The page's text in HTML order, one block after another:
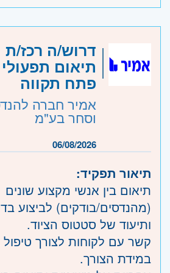
התאמות ועדכונים.
עבודה שוטפת מול צוותי
משימות.
יכולת למידה גבוהה ועבודת
היקף משרה: משרה מלאה
קוד משרה:13027
- תל אביב, פתח
וגבעתיים, בקעת אונו וגבעת
ובת-ים
שרון- נתניה ועמק חפר,
והוד השרון, ראש העין,
השפלה- ראשון לציון ונס- ציונה
דרוש/ה רכז/ת
תיאום
פתח תקווה
אמיר חברה
וסחר בע"מ
06/08/2026
תיאור תפקיד:
תיאום בין אנשי מקצוע שונים
(מהנדסים/בודקים) לביצוע
ותיעוד של סטטוס הציוד.
קשר עם לקוחות לצורך
במידת הצורך.